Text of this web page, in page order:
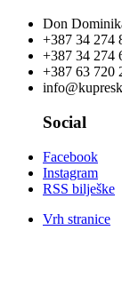
Don
+387 34 274
+387 34 274
+387 63 720
Social
Facebook
Instagram
RSS bilješke
Vrh stranice